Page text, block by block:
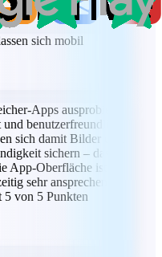
sich mobil
Apps ausprobiert,
benutzerfreundlich
sich damit Bilder und
sichern – das
App-Oberfläche ist
sehr ansprechend
5 von 5 Punkten